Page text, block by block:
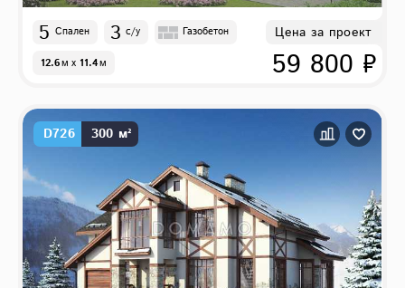
5 Спален 3 с/у Газобетон
12.6м x 11.4м
Цена за проект
59 800 ₽
D726 300 м²